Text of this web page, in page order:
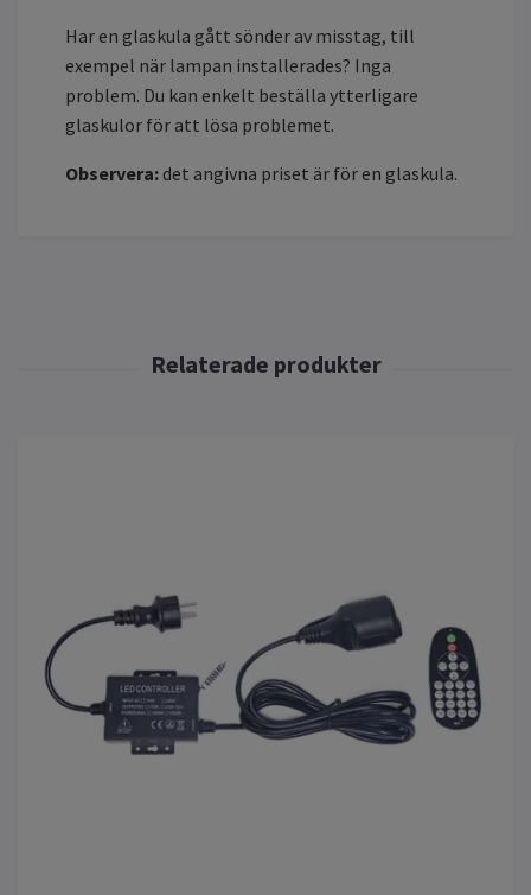
Har en glaskula gått sönder av misstag, till
exempel när lampan installerades? Inga
problem. Du kan enkelt beställa ytterligare
glaskulor för att lösa problemet.
Observera: det angivna priset är för en glaskula.